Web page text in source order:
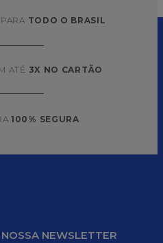
TODO O BRASIL
ATÉ 3X NO CARTÃO
100% SEGURA
NEWSLETTER